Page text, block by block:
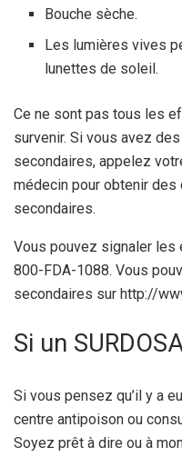
Bouche sèche.
Les lumières vives
lunettes de soleil.
Ce ne sont pas tous les
survenir. Si vous avez
secondaires, appelez
médecin pour obtenir
secondaires.
Vous pouvez signaler les
800-FDA-1088. Vous
secondaires sur http://
Si un
Si vous pensez qu’il y a
centre antipoison ou
Soyez prêt à dire ou à